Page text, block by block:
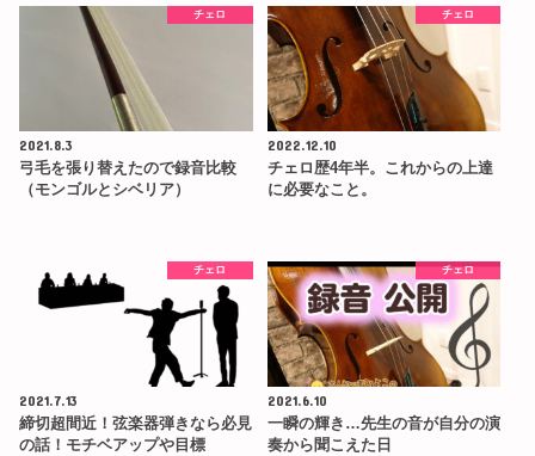
チェロ
2021.8.3
弓毛を張り替えたので録音比較
（モンゴルとシベリア）
チェロ
2022.12.10
チェロ歴4年半。これからの上達
に必要なこと。
チェロ
2021.7.13
締切超間近！弦楽器弾きなら必見
の話！モチベアップや目標
チェロ
2021.6.10
一瞬の輝き…先生の音が自分の演
奏から聞こえた日